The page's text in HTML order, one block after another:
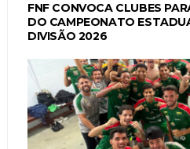
FNF CONVOCA CLUBES
DO CAMPEONATO
DIVISÃO 2026